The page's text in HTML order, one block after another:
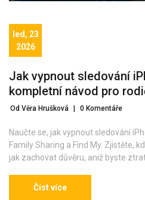
led, 23
2026
Jak vypnout sledování
kompletní návod pro
Od Věra Hrušková 0 Komentáře
Naučte se, jak vypnout sledování
Family Sharing a Find My. Zjistěte,
jak zachovat důvěru, aniž byste
Číst více